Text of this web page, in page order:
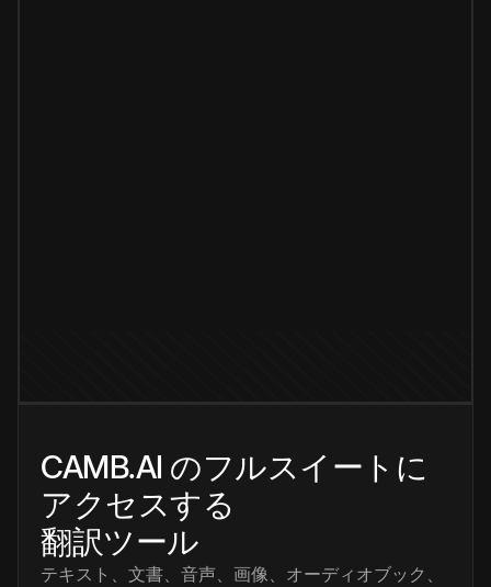
CAMB.AI のフルスイートに
アクセスする
翻訳ツール
テキスト、文書、音声、画像、オーディオブック、